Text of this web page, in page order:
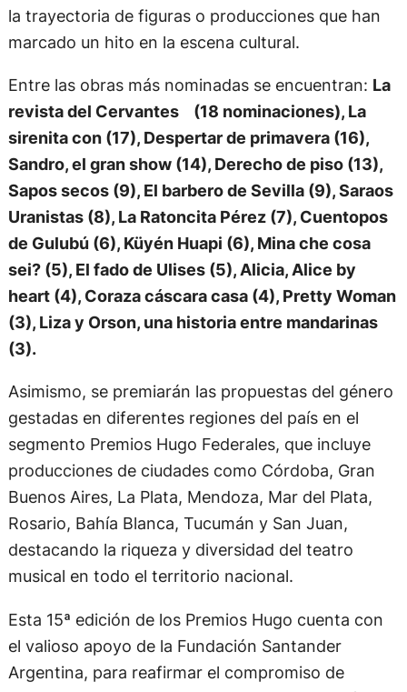
la trayectoria de figuras o producciones que han
marcado un hito en la escena cultural.
Entre las obras más nominadas se encuentran: La
revista del Cervantes (18 nominaciones), La
sirenita con (17), Despertar de primavera (16),
Sandro, el gran show (14), Derecho de piso (13),
Sapos secos (9), El barbero de Sevilla (9), Saraos
Uranistas (8), La Ratoncita Pérez (7), Cuentopos
de Gulubú (6), Küyén Huapi (6), Mina che cosa
sei? (5), El fado de Ulises (5), Alicia, Alice by
heart (4), Coraza cáscara casa (4), Pretty Woman
(3), Liza y Orson, una historia entre mandarinas
(3).
Asimismo, se premiarán las propuestas del género
gestadas en diferentes regiones del país en el
segmento Premios Hugo Federales, que incluye
producciones de ciudades como Córdoba, Gran
Buenos Aires, La Plata, Mendoza, Mar del Plata,
Rosario, Bahía Blanca, Tucumán y San Juan,
destacando la riqueza y diversidad del teatro
musical en todo el territorio nacional.
Esta 15ª edición de los Premios Hugo cuenta con
el valioso apoyo de la Fundación Santander
Argentina, para reafirmar el compromiso de